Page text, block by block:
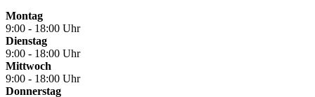
Montag
9:00 - 18:00 Uhr
Dienstag
9:00 - 18:00 Uhr
Mittwoch
9:00 - 18:00 Uhr
Donnerstag